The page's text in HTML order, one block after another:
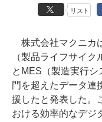
リスト
株式会社マクニカ
（製品ライフサイク
とMES（製造実行
門を超えたデータ連
援したと発表した。
おける効率的なデジ